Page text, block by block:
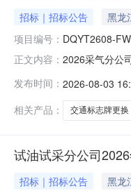
招标｜招标公告 黑龙
项目编号： DQYT2608-
正文内容： 2026采气分公
函).pdf分项报价
发布时间： 2026-08-03
相关产品：
交通标志牌更换
试油试采分公司
招标｜招标公告 黑龙